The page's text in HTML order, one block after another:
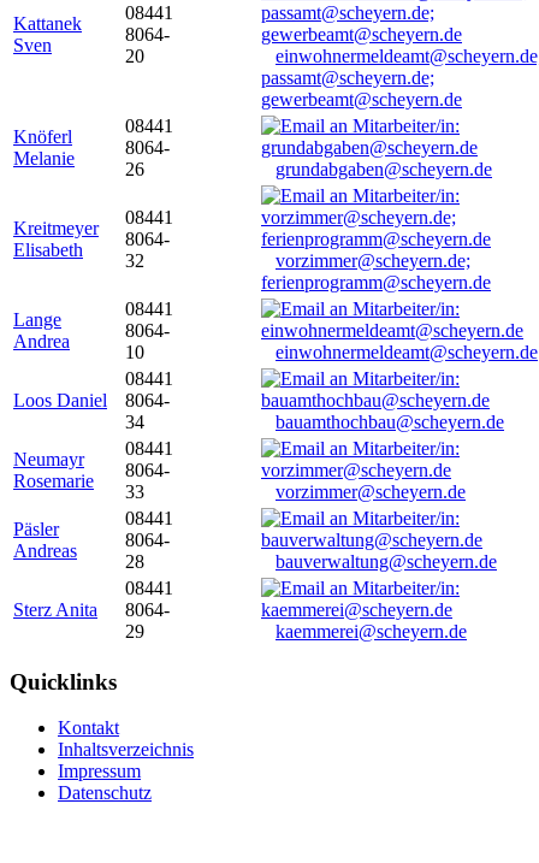
Kattanek
Sven
08441
8064-
20
passamt@scheyern.de;
gewerbeamt@scheyern.de
Knöferl
Melanie
08441
8064-
26
grundabgaben@scheyern.de
Kreitmeyer
Elisabeth
08441
8064-
32
vorzimmer@scheyern.de;
ferienprogramm@scheyern.de
Lange
Andrea
08441
8064-
10
einwohnermeldeamt@scheyern.de
Loos Daniel
08441
8064-
34
bauamthochbau@scheyern.de
Neumayr
Rosemarie
08441
8064-
33
vorzimmer@scheyern.de
Päsler
Andreas
08441
8064-
28
bauverwaltung@scheyern.de
Sterz Anita
08441
8064-
29
kaemmerei@scheyern.de
Quicklinks
Kontakt
Inhaltsverzeichnis
Impressum
Datenschutz